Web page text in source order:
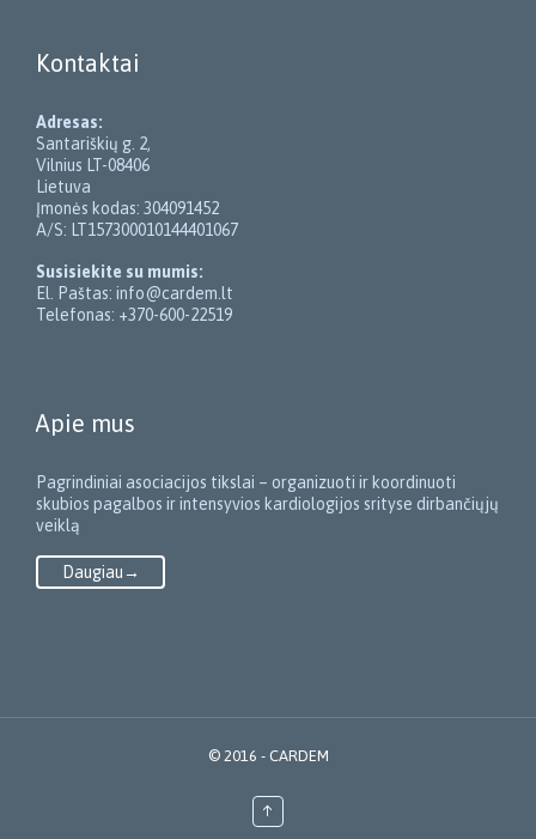
Kontaktai
Adresas:
Santariškių g. 2,
Vilnius LT-08406
Lietuva
Įmonės kodas: 304091452
A/S: LT157300010144401067
Susisiekite su mumis:
El. Paštas: info@cardem.lt
Telefonas: +370-600-22519
Apie mus
Pagrindiniai asociacijos tikslai – organizuoti ir koordinuoti
skubios pagalbos ir intensyvios kardiologijos srityse dirbančiųjų
veiklą
Daugiau→
© 2016 - CARDEM
↑